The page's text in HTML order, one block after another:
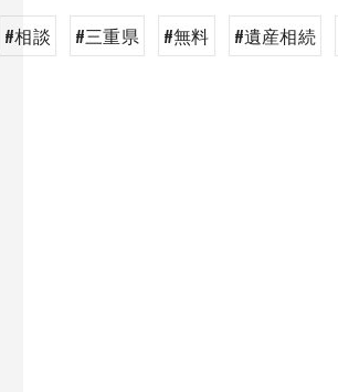
#相談 #三重県 #無料 #遺産相続